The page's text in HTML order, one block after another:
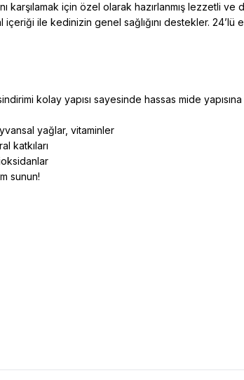
için özel olarak hazırlanmış lezzetli ve
ile kedinizin genel sağlığını destekler. 24’lü
kolay yapısı sayesinde hassas mide
yağlar, vitaminler
katkıları
sunun!